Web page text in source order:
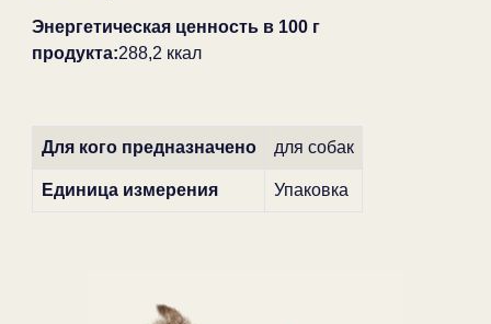
Энергетическая ценность в 100 г
продукта:288,2 ккал
Для кого предназначено для собак
Единица измерения Упаковка